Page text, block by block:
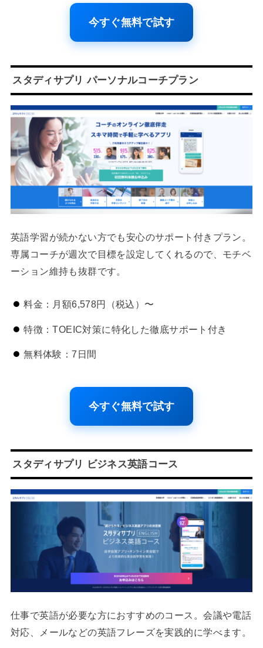
今すぐ無料で試す
スタディサプリ パーソナルコーチプラン
英語学習が続かない方でも安心のサポート付きプラン。
専属コーチが週次で目標を設定してくれるので、モチベ
ーション維持も抜群です。
料金：月額6,578円（税込）〜
特徴：TOEIC対策に特化した徹底サポート付き
無料体験：7日間
今すぐ無料で試す
スタディサプリ ビジネス英語コース
仕事で英語が必要な方におすすめのコース。会議や電話
対応、メールなどの英語フレーズを実践的に学べます。